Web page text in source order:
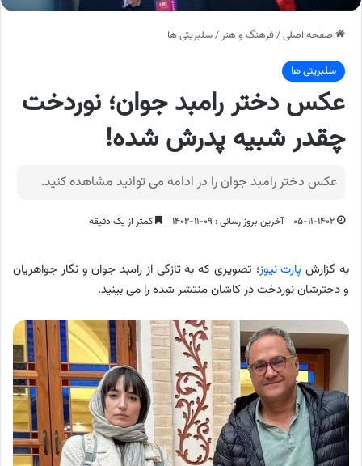
صفحه اصلی/فرهنگ و هنر /سلبریتی ها
سلبریتی ها
عکس دختر رامبد جوان؛ نوردخت
چقدر شبیه پدرش شده!
عکس دختر رامبد جوان را در ادامه می توانید مشاهده کنید.
۰۵-۱۱-۱۴۰۲ آخرین بروز رسانی : ۰۹-۱۱-۱۴۰۲ کمتر از یک دقیقه
به گزارش پارت نیوز؛ تصویری که به تازگی از رامبد جوان و نگار جواهریان
و دخترشان نوردخت در کاشان منتشر شده را می بینید.